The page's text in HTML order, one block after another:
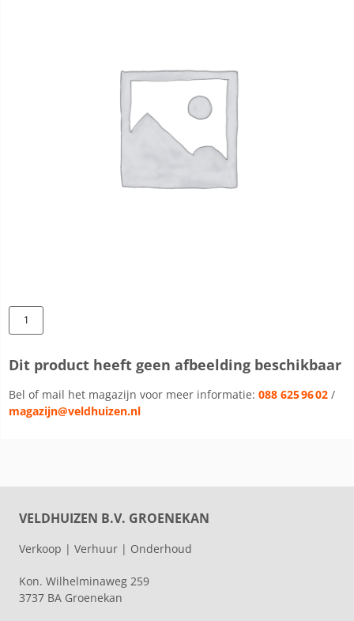
Dit product heeft geen afbeelding beschikbaar
Bel of mail het magazijn voor meer informatie:088 625 96 02 /
magazijn@veldhuizen.nl
VELDHUIZEN B.V. GROENEKAN
Verkoop | Verhuur | Onderhoud
Kon. Wilhelminaweg 259
3737 BA Groenekan